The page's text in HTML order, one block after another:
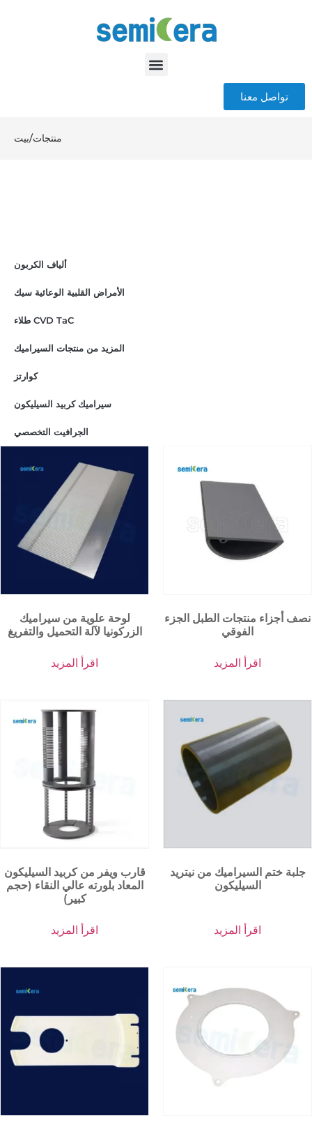
تواصل معنا
بيت/منتجات
ألياف الكربون
الأمراض القلبية الوعائية سيك
طلاء CVD TaC
المزيد من منتجات السيراميك
كوارتز
سيراميك كربيد السيليكون
الجرافيت التخصصي
لوحة علوية من سيراميك
الزركونيا لآلة التحميل والتفريغ
اقرأ المزيد
نصف أجزاء منتجات الطبل الجزء
الفوقي
اقرأ المزيد
قارب ويفر من كربيد السيليكون
المعاد بلورته عالي النقاء (حجم
كبير)
اقرأ المزيد
جلبة ختم السيراميك من نيتريد
السيليكون
اقرأ المزيد